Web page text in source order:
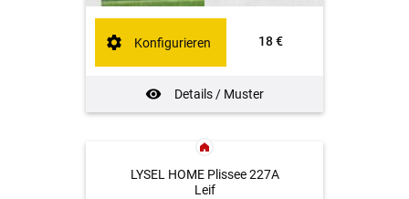
18 €
Details / Muster
Konfigurieren
LYSEL HOME Plissee 227A
Leif